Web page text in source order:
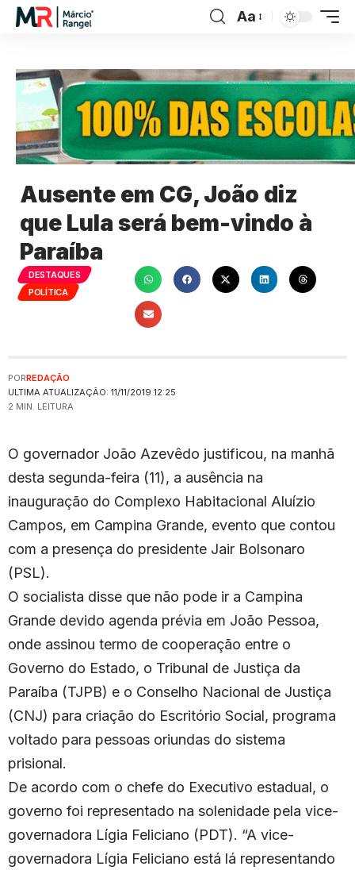
Aa
Ausente em CG, João diz
que Lula será bem-vindo à
Paraíba
DESTAQUES
POLÍTICA
ULTIMA ATUALIZAÇÃO: 11/11/2019 12:25
PORREDAÇÃO
2 MIN. LEITURA
O governador João Azevêdo justificou, na manhã
desta segunda-feira (11), a ausência na
inauguração do Complexo Habitacional Aluízio
Campos, em Campina Grande, evento que contou
com a presença do presidente Jair Bolsonaro
(PSL).
O socialista disse que não pode ir a Campina
Grande devido agenda prévia em João Pessoa,
onde assinou termo de cooperação entre o
Governo do Estado, o Tribunal de Justiça da
Paraíba (TJPB) e o Conselho Nacional de Justiça
(CNJ) para criação do Escritório Social, programa
voltado para pessoas oriundas do sistema
prisional.
De acordo com o chefe do Executivo estadual, o
governo foi representado na solenidade pela vice-
governadora Lígia Feliciano (PDT). “A vice-
governadora Lígia Feliciano está lá representando